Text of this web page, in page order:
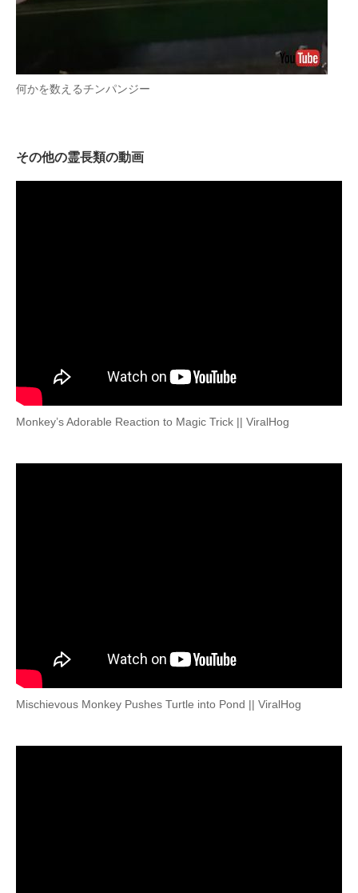
何かを数えるチンパンジー
その他の霊長類の動画
Monkey’s Adorable Reaction to Magic Trick || ViralHog
Mischievous Monkey Pushes Turtle into Pond || ViralHog